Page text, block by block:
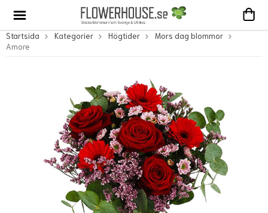
Startsida Kategorier Högtider
Mors dag blommor
Amore